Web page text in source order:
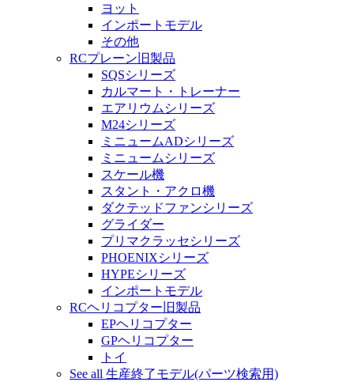
ヨット
インポートモデル
その他
RCプレーン旧製品
SQSシリーズ
カルマート・トレーナー
エアリウムシリーズ
M24シリーズ
ミニュームADシリーズ
ミニュームシリーズ
スケール機
スタント・アクロ機
ダクテッドファンシリーズ
グライダー
プリマクラッセシリーズ
PHOENIXシリーズ
HYPEシリーズ
インポートモデル
RCヘリコプター旧製品
EPヘリコプター
GPヘリコプター
トイ
See all 生産終了モデル(パーツ検索用)